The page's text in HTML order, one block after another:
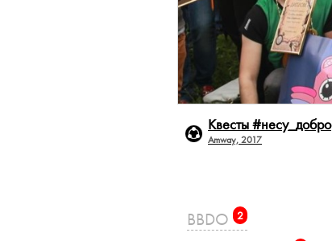
Квесты #несу_добро
Amway, 2017
BBDO 2